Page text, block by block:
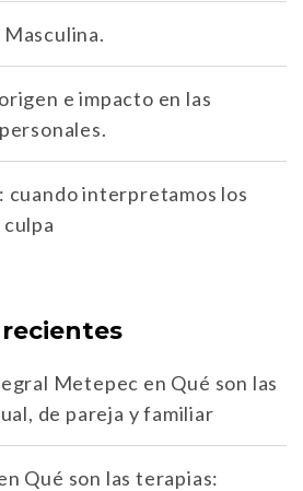
e impacto en las
cuando interpretamos los
Metepec en Qué son las
de pareja y familiar
Qué son las terapias: